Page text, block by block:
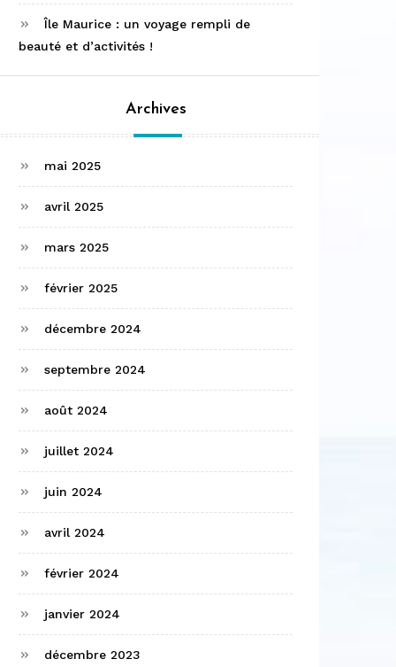
Île Maurice : un voyage rempli de
beauté et d’activités !
Archives
mai 2025
avril 2025
mars 2025
février 2025
décembre 2024
septembre 2024
août 2024
juillet 2024
juin 2024
avril 2024
février 2024
janvier 2024
décembre 2023